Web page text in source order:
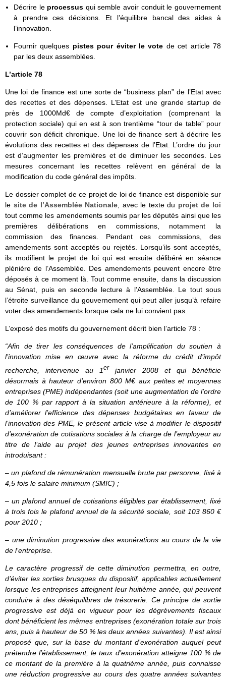
Décrire le processus qui semble avoir conduit le gouvernement
à prendre ces décisions. Et l’équilibre bancal des aides à
l’innovation.
Fournir quelques pistes pour éviter le vote de cet article 78
par les deux assemblées.
L’article 78
Une loi de finance est une sorte de “business plan” de l’Etat avec
des recettes et des dépenses. L’Etat est une grande startup de
près de 1000Md€ de compte d’exploitation (comprenant la
protection sociale) qui en est à son trentième “tour de table” pour
couvrir son déficit chronique. Une loi de finance sert à décrire les
évolutions des recettes et des dépenses de l’Etat. L’ordre du jour
est d’augmenter les premières et de diminuer les secondes. Les
mesures concernant les recettes relèvent en général de la
modification du code général des impôts.
Le dossier complet de ce projet de loi de finance est disponible sur
le site de l’Assemblée Nationale , avec le texte du projet de loi
tout comme les amendements soumis par les députés ainsi que les
premières délibérations en commissions, notamment la
commission des finances. Pendant ces commissions, des
amendements sont acceptés ou rejetés. Lorsqu’ils sont acceptés,
ils modifient le projet de loi qui est ensuite délibéré en séance
plénière de l’Assemblée. Des amendements peuvent encore être
déposés à ce moment là. Tout comme ensuite, dans la discussion
au Sénat, puis en seconde lecture à l’Assemblée. Le tout sous
l’étroite surveillance du gouvernement qui peut aller jusqu’à refaire
voter des amendements lorsque cela ne lui convient pas.
L’exposé des motifs du gouvernement décrit bien l’article 78 :
“Afin de tirer les conséquences de l’amplification du soutien à
l’innovation mise en œuvre avec la réforme du crédit d’impôt
recherche, intervenue au 1er
janvier 2008 et qui bénéficie
désormais à hauteur d’environ 800 M€ aux petites et moyennes
entreprises (PME) indépendantes (soit une augmentation de l’ordre
de 100 % par rapport à la situation antérieure à la réforme), et
d’améliorer l’efficience des dépenses budgétaires en faveur de
l’innovation des PME, le présent article vise à modifier le dispositif
d’exonération de cotisations sociales à la charge de l’employeur au
titre de l’aide au projet des jeunes entreprises innovantes en
introduisant :
– un plafond de rémunération mensuelle brute par personne, fixé à
4,5 fois le salaire minimum (SMIC) ;
– un plafond annuel de cotisations éligibles par établissement, fixé
à trois fois le plafond annuel de la sécurité sociale, soit 103 860 €
pour 2010 ;
– une diminution progressive des exonérations au cours de la vie
de l’entreprise.
Le caractère progressif de cette diminution permettra, en outre,
d’éviter les sorties brusques du dispositif, applicables actuellement
lorsque les entreprises atteignent leur huitième année, qui peuvent
conduire à des déséquilibres de trésorerie. Ce principe de sortie
progressive est déjà en vigueur pour les dégrèvements fiscaux
dont bénéficient les mêmes entreprises (exonération totale sur trois
ans, puis à hauteur de 50 % les deux années suivantes). Il est ainsi
proposé que, sur la base du montant d’exonération auquel peut
prétendre l’établissement, le taux d’exonération atteigne 100 % de
ce montant de la première à la quatrième année, puis connaisse
une réduction progressive au cours des quatre années suivantes